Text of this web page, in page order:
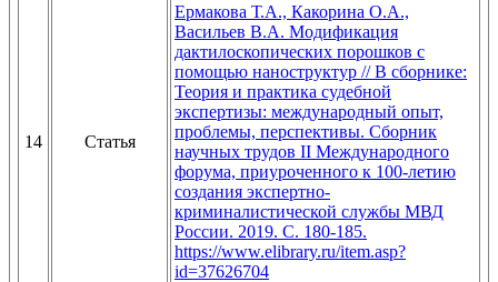
14 Статья
Ермакова Т.А., Какорина О.А.,
Васильев В.А. Модификация
дактилоскопических порошков с
помощью наноструктур // В сборнике:
Теория и практика судебной
экспертизы: международный опыт,
проблемы, перспективы. Сборник
научных трудов II Международного
форума, приуроченного к 100-летию
создания экспертно-
криминалистической службы МВД
России. 2019. С. 180-185.
https://www.elibrary.ru/item.asp?
id=37626704